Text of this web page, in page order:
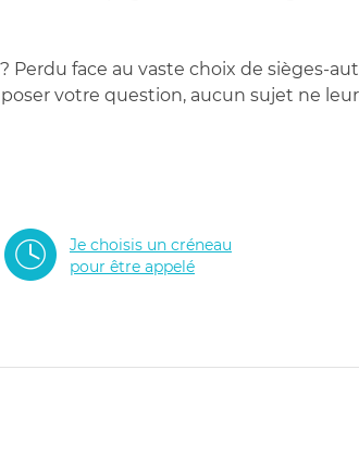
face au vaste choix de sièges-
votre question, aucun sujet ne
Je choisis un créneau
pour être appelé